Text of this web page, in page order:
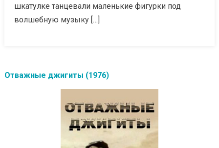
шкатулке танцевали маленькие фигурки под
волшебную музыку […]
Отважные джигиты (1976)